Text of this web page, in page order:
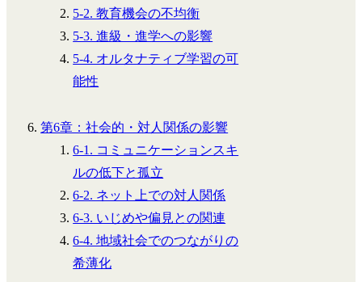
5-2. 教育機会の不均衡
5-3. 進級・進学への影響
5-4. オルタナティブ学習の可
能性
第6章：社会的・対人関係の影響
6-1. コミュニケーションスキ
ルの低下と孤立
6-2. ネット上での対人関係
6-3. いじめや偏見との関連
6-4. 地域社会でのつながりの
希薄化